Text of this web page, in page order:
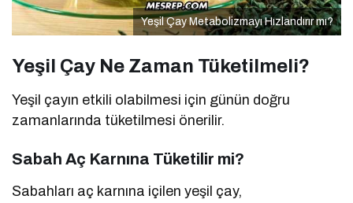
Yeşil Çay Metabolizmayı Hızlandırır mı?
Yeşil Çay Ne Zaman Tüketilmeli?
Yeşil çayın etkili olabilmesi için günün doğru
zamanlarında tüketilmesi önerilir.
Sabah Aç Karnına Tüketilir mi?
Sabahları aç karnına içilen yeşil çay,